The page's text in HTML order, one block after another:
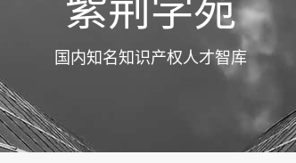
高新技术成果转化紫荆学苑
国内知名知识产权人才智库